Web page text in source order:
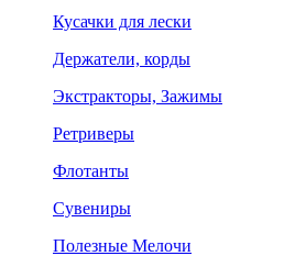
Кусачки для лески
Держатели, корды
Экстракторы, Зажимы
Ретриверы
Флотанты
Сувениры
Полезные Мелочи